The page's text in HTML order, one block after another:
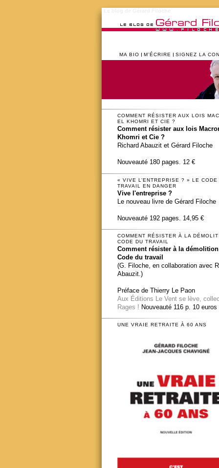
MA BIO M’ÉCRIRE SIGNEZ LA
COMMENT RÉSISTER AUX LOIS
EL KHOMRI ET CIE ?
Comment résister aux lois
Khomri et Cie ?
Richard Abauzit et Gérard Filoche
Nouveauté 180 pages. 12 €
« VIVE L’ENTREPRISE ? » LE CODE
TRAVAIL EN DANGER
Vive l'entreprise ?
Le nouveau livre de Gérard Filoche
Nouveauté 192 pages. 14,95 €
COMMENT RÉSISTER À LA
CODE DU TRAVAIL
Comment résister à la
Code du travail
(G. Filoche, en collaboration avec
Abauzit.)
Préface de Thierry Le Paon
Aux Éditions Le Vent se lève,
Rages ! Nouveauté 116 p. 10 euros
UNE VRAIE RETRAITE À 60 ANS